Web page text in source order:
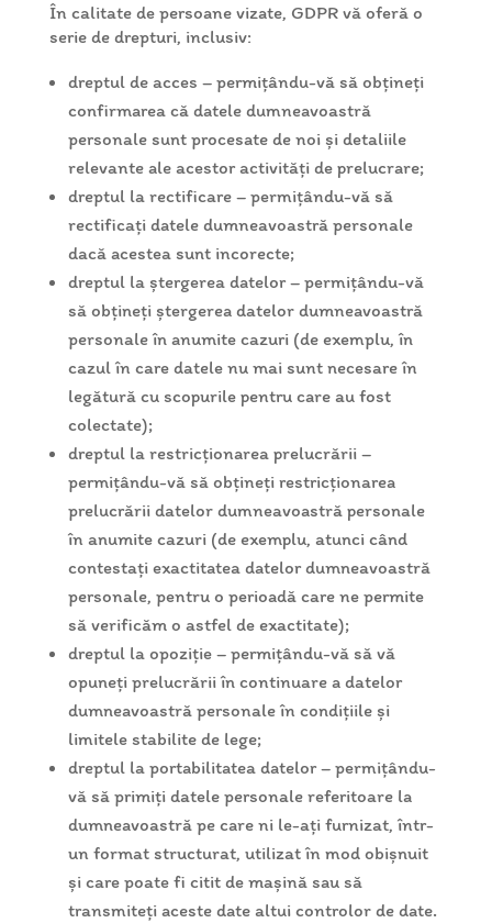
În calitate de persoane vizate, GDPR vă oferă o
serie de drepturi, inclusiv:
dreptul de acces – permițându-vă să obțineți
confirmarea că datele dumneavoastră
personale sunt procesate de noi și detaliile
relevante ale acestor activități de prelucrare;
dreptul la rectificare – permițându-vă să
rectificați datele dumneavoastră personale
dacă acestea sunt incorecte;
dreptul la ștergerea datelor – permițându-vă
să obțineți ștergerea datelor dumneavoastră
personale în anumite cazuri (de exemplu, în
cazul în care datele nu mai sunt necesare în
legătură cu scopurile pentru care au fost
colectate);
dreptul la restricționarea prelucrării –
permițându-vă să obțineți restricționarea
prelucrării datelor dumneavoastră personale
în anumite cazuri (de exemplu, atunci când
contestați exactitatea datelor dumneavoastră
personale, pentru o perioadă care ne permite
să verificăm o astfel de exactitate);
dreptul la opoziție – permițându-vă să vă
opuneți prelucrării în continuare a datelor
dumneavoastră personale în condițiile și
limitele stabilite de lege;
dreptul la portabilitatea datelor – permițându-
vă să primiți datele personale referitoare la
dumneavoastră pe care ni le-ați furnizat, într-
un format structurat, utilizat în mod obișnuit
și care poate fi citit de mașină sau să
transmiteți aceste date altui controlor de date.